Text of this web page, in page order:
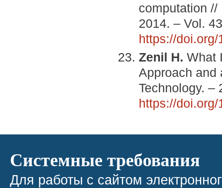
computation
2014. – Vol.
https://
Zenil H. What
Approach and
Technology. –
https://
Системные требования
Для работы с сайтом